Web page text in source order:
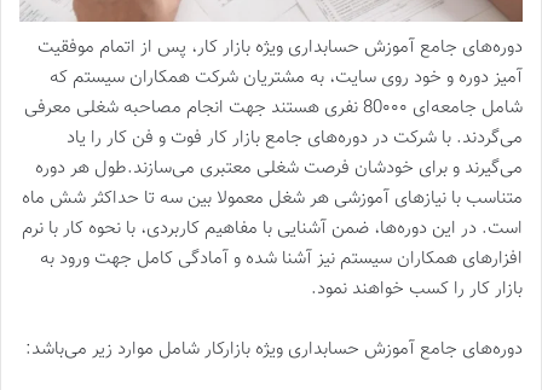
دوره‌های جامع آموزش حسابداری ویژه بازار کار، پس از اتمام موفقیت
آمیز دوره و خود روی سایت، به مشتریان شرکت همکاران سیستم که
شامل جامعه‌ای 80۰۰۰ نفری هستند جهت انجام مصاحبه شغلی معرفی
می‌گردند. با شرکت در دوره‌های جامع بازار کار فوت و فن کار را یاد
می‌گیرند و برای خودشان فرصت شغلی معتبری می‌سازند.طول هر دوره
متناسب با نیازهای آموزشی هر شغل معمولا بین سه تا حداکثر شش ماه
است. در این دوره‌ها، ضمن آشنایی با مفاهیم کاربردی، با نحوه کار با نرم
افزارهای همکاران سیستم نیز آشنا شده و آمادگی کامل جهت ورود به
بازار کار را کسب خواهند نمود.
دوره‌های جامع آموزش حسابداری ویژه بازارکار شامل موارد زیر می‌باشد: